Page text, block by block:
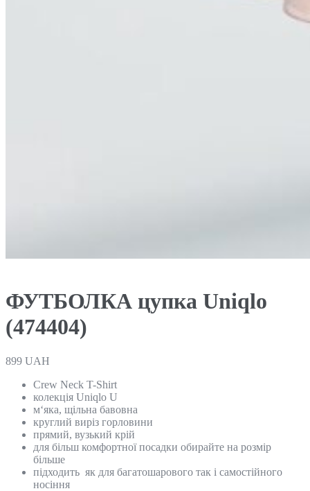
ФУТБОЛКА цупка Uniqlo
(474404)
899 UAH
Crew Neck T-Shirt
колекція Uniqlo U
м‘яка, щільна бавовна
круглий виріз горловини
прямий, вузький крій
для більш комфортної посадки обирайте на розмір
більше
підходить як для багатошарового так і самостійного
носіння